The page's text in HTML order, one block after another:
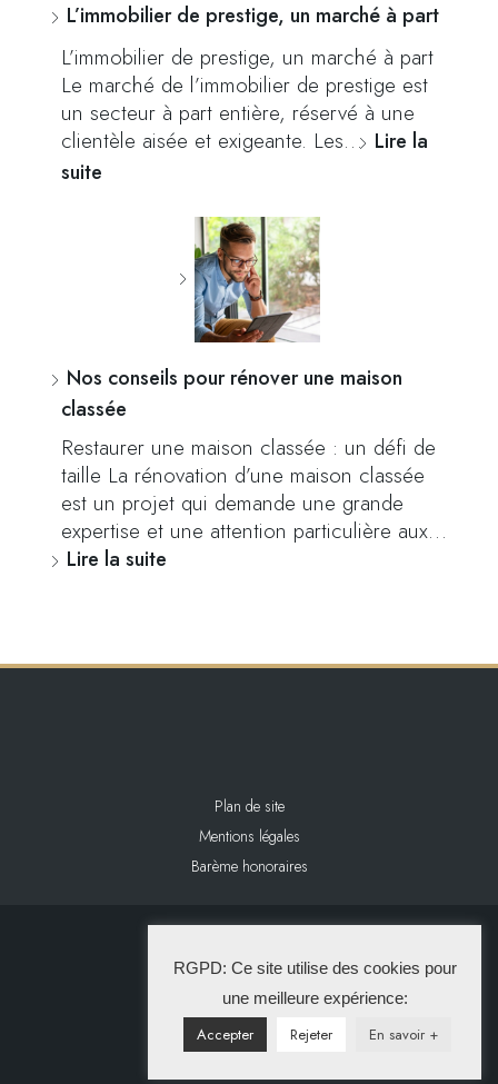
L’immobilier de prestige, un marché à part
L’immobilier de prestige, un marché à part
Le marché de l’immobilier de prestige est
un secteur à part entière, réservé à une
clientèle aisée et exigeante. Les… Lire la
suite
Nos conseils pour rénover une maison
classée
Restaurer une maison classée : un défi de
taille La rénovation d’une maison classée
est un projet qui demande une grande
expertise et une attention particulière aux…
Lire la suite
Plan de site
Mentions légales
Barème honoraires
La Solution Immo
RGPD: Ce site utilise des cookies pour
une meilleure expérience:
Accepter Rejeter En savoir +